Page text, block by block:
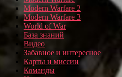
Modern Warfare 2
Modern Warfare 3
World of War
База знаний
Видео
Забавное и интересное
Карты и миссии
Команды